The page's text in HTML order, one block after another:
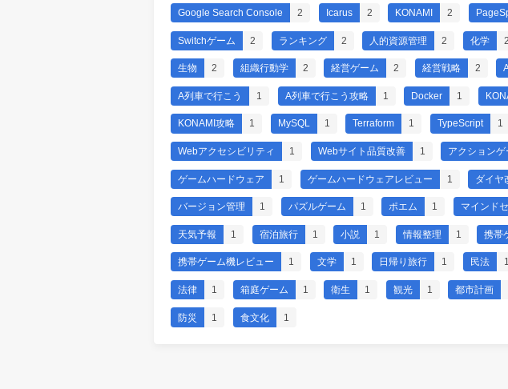
Google Search Console 2 Icarus 2 KONAMI 2
Switchゲーム 2 ランキング 2 人的資源管理 2 化学 2
生物 2 組織行動学 2 経営ゲーム 2 経営戦略 2
A列車で行こう 1 A列車で行こう攻略 1 Docker 1
KONAMI攻略 1 MySQL 1 Terraform 1 TypeScript 1
Webアクセシビリティ 1 Webサイト品質改善 1 アクションゲ
ゲームハードウェア 1 ゲームハードウェアレビュー 1 ダイヤ
バージョン管理 1 パズルゲーム 1 ポエム 1 マインド
天気予報 1 宿泊旅行 1 小説 1 情報整理 1 携帯
携帯ゲーム機レビュー 1 文学 1 日帰り旅行 1 民法 1
法律 1 箱庭ゲーム 1 衛生 1 観光 1 都市計画
防災 1 食文化 1